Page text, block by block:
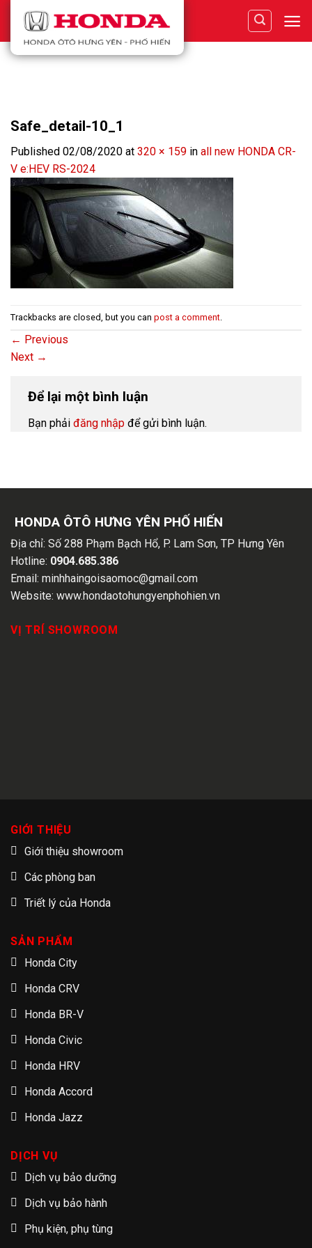
content
Safe_detail-10_1
Published 02/08/2020 at 320 × 159 in all new HONDA CR-
V e:HEV RS-2024
Trackbacks are closed, but you can post a comment
← Previous
Next →
Để lại một bình luận
Bạn phải đăng nhập để gửi bình luận.
HONDA ÔTÔ HƯNG YÊN PHỐ HIẾN
Địa chỉ: Số 288 Phạm Bạch Hổ, P. Lam Sơn, TP Hưng Yên
Hotline: 0904.685.386
Email: minhhaingoisaomoc@gmail.com
Website: www.hondaotohungyenphohien.vn
VỊ TRÍ SHOWROOM
GIỚI THIỆU
Giới thiệu showroom
Các phòng ban
Triết lý của Honda
SẢN PHẨM
Honda City
Honda CRV
Honda BR-V
Honda Civic
Honda HRV
Honda Accord
Honda Jazz
DỊCH VỤ
Dịch vụ bảo dưỡng
Dịch vụ bảo hành
Phụ kiện, phụ tùng